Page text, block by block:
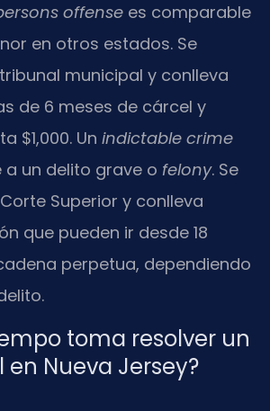
offense es comparable
en otros estados. Se
municipal y conlleva
de 6 meses de cárcel y
$1,000. Un indictable crime
a un delito grave o felony. Se
Superior y conlleva
que pueden ir desde 18
perpetua, dependiendo
toma resolver un
Nueva Jersey?